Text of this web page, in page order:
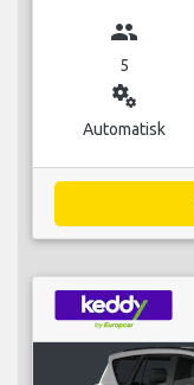
group
5
miscellaneous_services
Automatisk